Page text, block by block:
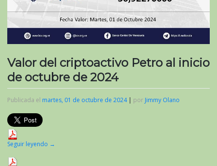
Valor del criptoactivo Petro al inicio
de octubre de 2024
Publicada el martes, 01 de octubre de 2024| por Jimmy Olano
Seguir leyendo →